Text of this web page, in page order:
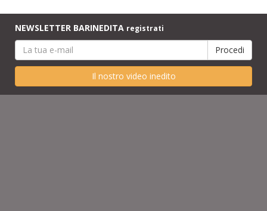
NEWSLETTER BARINEDITA registrati
Il nostro video inedito